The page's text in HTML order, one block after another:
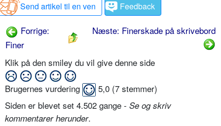
Send artikel til en ven
Feedback
Forrige:
Finer
Næste: Finerskade på skrivebord
Klik på den smiley du vil give denne side
Brugernes vurdering 5,0 (7 stemmer)
Siden er blevet set 4.502 gange - Se og skriv
kommentarer herunder.